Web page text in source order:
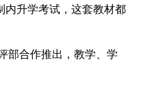
内升学考试，这套教材都
部合作推出，教学、学